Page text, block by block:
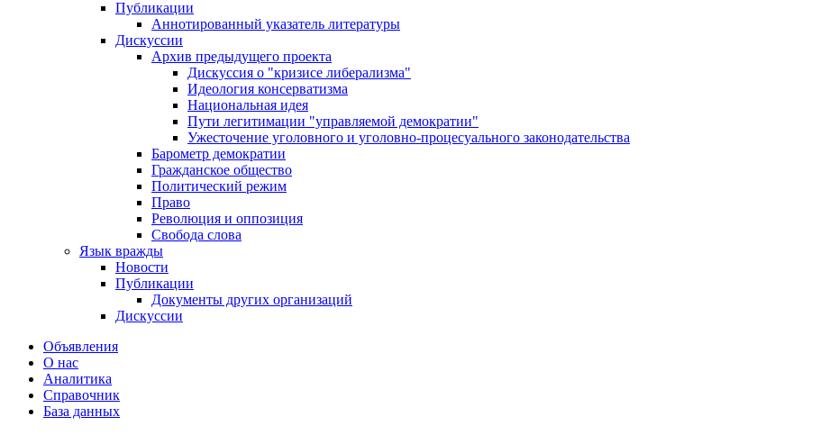
Публикации
Аннотированный указатель литературы
Дискуссии
Архив предыдущего проекта
Дискуссия о "кризисе либерализма"
Идеология консерватизма
Национальная идея
Пути легитимации "управляемой демократии"
Ужесточение уголовного и уголовно-процесуального законодательства
Барометр демократии
Гражданское общество
Политический режим
Право
Революция и оппозиция
Свобода слова
Язык вражды
Новости
Публикации
Документы других организаций
Дискуссии
Объявления
О нас
Аналитика
Справочник
База данных